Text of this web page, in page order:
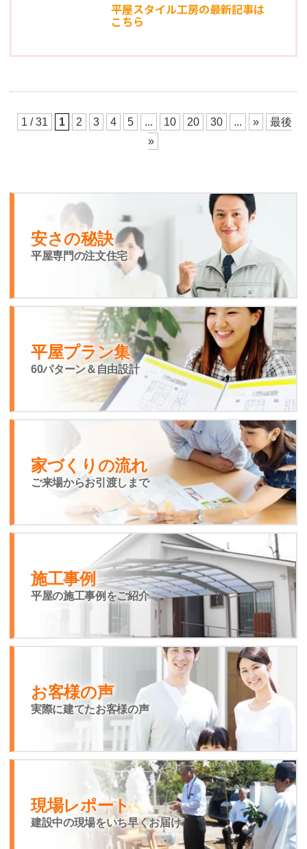
平屋スタイル工房の最新記事は
こちら
1 / 31 1 2 3 4 5 ... 10 20 30 ... »
最後
»
安さの秘訣
平屋専門の注文住宅
平屋プラン集
60パターン＆自由設計
家づくりの流れ
ご来場からお引渡しまで
施工事例
平屋の施工事例をご紹介
お客様の声
実際に建てたお客様の声
現場レポート
建設中の現場をいち早くお届け